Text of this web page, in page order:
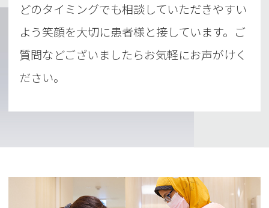
どのタイミングでも相談していただきやすい
よう笑顔を大切に患者様と接しています。ご
質問などございましたらお気軽にお声がけく
ださい。